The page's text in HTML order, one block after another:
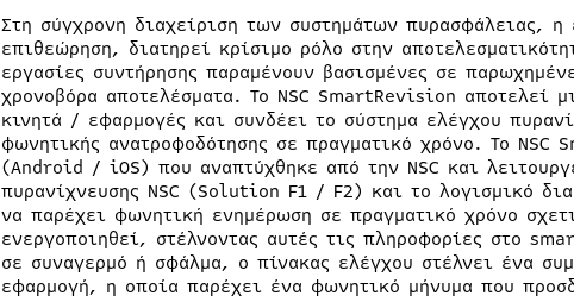
Στη σύγχρονη διαχείριση των συστημάτων πυρασφάλειας, η
επιθεώρηση, διατηρεί κρίσιμο ρόλο στην
εργασίες συντήρησης παραμένουν βασισμένες σε
χρονοβόρα αποτελέσματα. Το NSC SmartRevision αποτελεί
κινητά / εφαρμογές και συνδέει το σύστημα ελέγχου
φωνητικής ανατροφοδότησης σε πραγματικό χρόνο. Το NSC
(Android / iOS) που αναπτύχθηκε από την NSC και
πυρανίχνευσης NSC (Solution F1 / F2) και το λογισμικό
να παρέχει φωνητική ενημέρωση σε πραγματικό χρόνο
ενεργοποιηθεί, στέλνοντας αυτές τις πληροφορίες στο
σε συναγερμό ή σφάλμα, ο πίνακας ελέγχου στέλνει ένα
εφαρμογή, η οποία παρέχει ένα φωνητικό μήνυμα που